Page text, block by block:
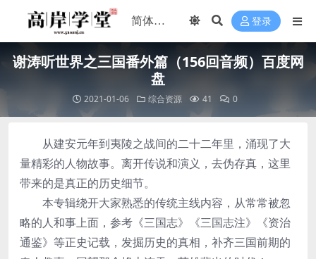
登录
谢涛听世界之三国番外篇（156回音频）百度网
盘
2021-01-06 综合资源 41 0
从建安元年到夷陵之战间的二十二年里，涌现了大
量精彩的人物故事。离开传说和演义，去伪存真，这里
带来的是真正的历史细节。
本专辑绕开大家熟悉的传统主线内容，从常常被忽
略的人和事上面，参考《三国志》《三国志注》《资治
通鉴》等正史记载，发掘历史的真相，补齐三国前期的